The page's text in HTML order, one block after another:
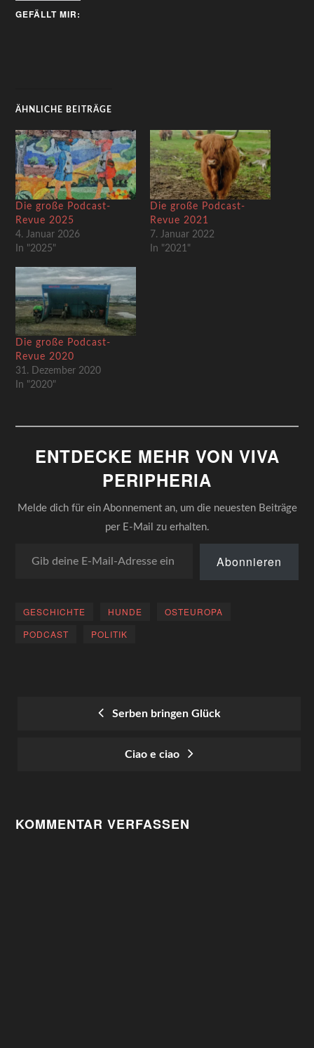
GEFÄLLT MIR:
ÄHNLICHE BEITRÄGE
Die große Podcast-
Revue 2025
4. Januar 2026
In "2025"
Die große Podcast-
Revue 2021
7. Januar 2022
In "2021"
Die große Podcast-
Revue 2020
31. Dezember 2020
In "2020"
ENTDECKE MEHR VON VIVA
PERIPHERIA
Melde dich für ein Abonnement an, um die neuesten Beiträge
per E-Mail zu erhalten.
Abonnieren
GESCHICHTE HUNDE
OSTEUROPA
PODCAST
POLITIK
Serben bringen Glück
Ciao e ciao
KOMMENTAR VERFASSEN